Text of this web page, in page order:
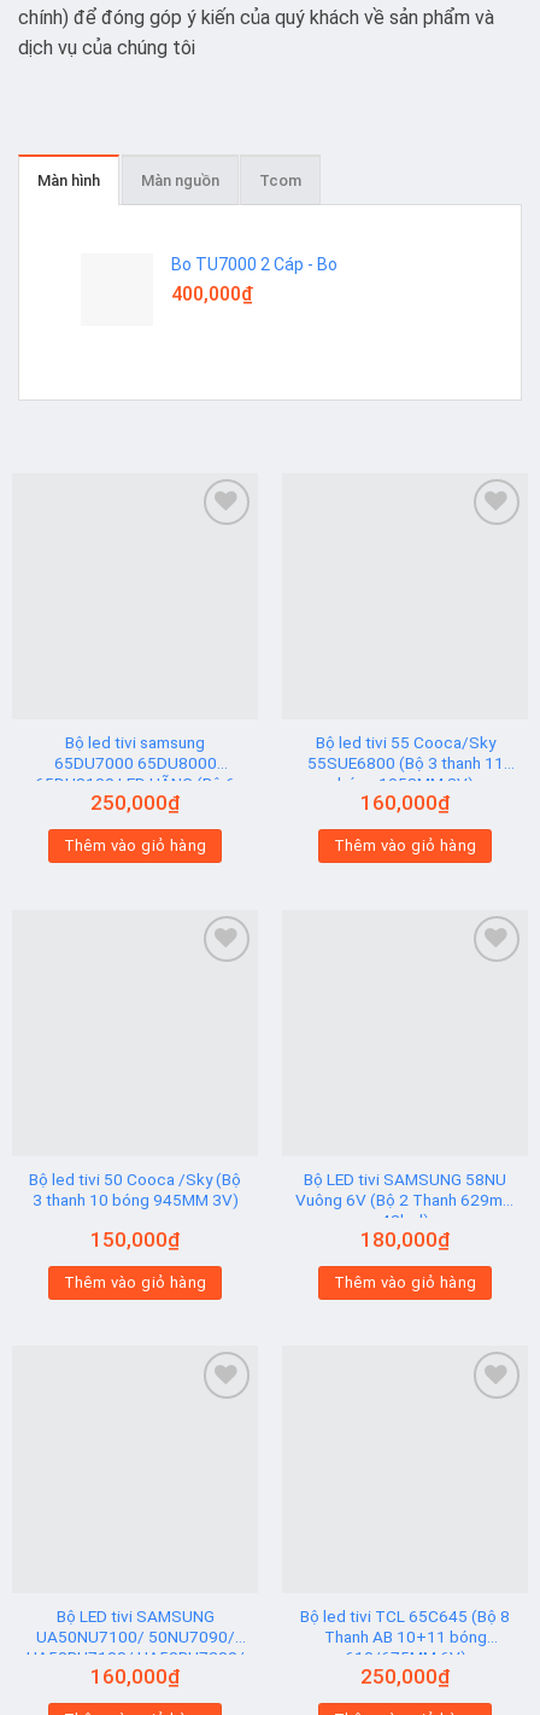
chính) để đóng góp ý kiến của quý khách về sản phẩm và
dịch vụ của chúng tôi
Màn hình Màn nguồn Tcom
Bo TU7000 2 Cáp - Bo
400,000₫
Bộ led tivi samsung
65DU7000 65DU8000
65DU8100 LED HÃNG (Bộ 6
Thanh AB)
250,000₫
Thêm vào giỏ hàng
Bộ led tivi 55 Cooca/Sky
55SUE6800 (Bộ 3 thanh 11
bóng 1058MM 3V)
160,000₫
Thêm vào giỏ hàng
Bộ led tivi 50 Cooca /Sky (Bộ
3 thanh 10 bóng 945MM 3V)
150,000₫
Thêm vào giỏ hàng
Bộ LED tivi SAMSUNG 58NU
Vuông 6V (Bộ 2 Thanh 629mm
42led)
180,000₫
Thêm vào giỏ hàng
Bộ LED tivi SAMSUNG
UA50NU7100/ 50NU7090/
UA50RU7100/ UA50RU7200/
UA50RU7300 (2 thanh viền 6V
160,000₫
Bộ led tivi TCL 65C645 (Bộ 8
Thanh AB 10+11 bóng
610/675MM 6V)
250,000₫